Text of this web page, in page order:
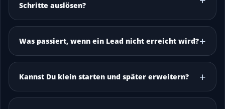
Schritte auslösen?
Was passiert, wenn ein Lead nicht erreicht wird?
Kannst Du klein starten und später erweitern?